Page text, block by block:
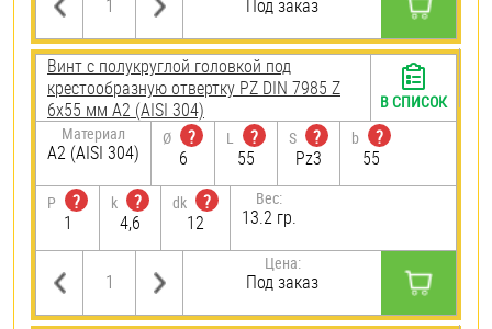
Под заказ
Винт с полукруглой головкой под
крестообразную отвертку PZ DIN 7985 Z
6х55 мм А2 (AISI 304)
Материал
А2 (AISI 304)
Ø
?
6
L
?
55
S
?
Pz3
b
?
55
P
?
1
k
?
4,6
dk
?
12
Вес:
13.2 гр.
Цена:
Под заказ
В СПИСОК